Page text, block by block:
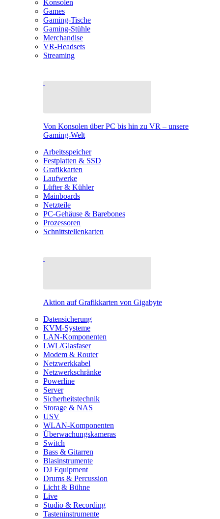
Konsolen
Games
Gaming-Tische
Gaming-Stühle
Merchandise
VR-Headsets
Streaming
Von Konsolen über PC bis hin zu VR – unsere
Gaming-Welt
Arbeitsspeicher
Festplatten & SSD
Grafikkarten
Laufwerke
Lüfter & Kühler
Mainboards
Netzteile
PC-Gehäuse & Barebones
Prozessoren
Schnittstellenkarten
Aktion auf Grafikkarten von Gigabyte
Datensicherung
KVM-Systeme
LAN-Komponenten
LWL/Glasfaser
Modem & Router
Netzwerkkabel
Netzwerkschränke
Powerline
Server
Sicherheitstechnik
Storage & NAS
USV
WLAN-Komponenten
Überwachungskameras
Switch
Bass & Gitarren
Blasinstrumente
DJ Equipment
Drums & Percussion
Licht & Bühne
Live
Studio & Recording
Tasteninstrumente